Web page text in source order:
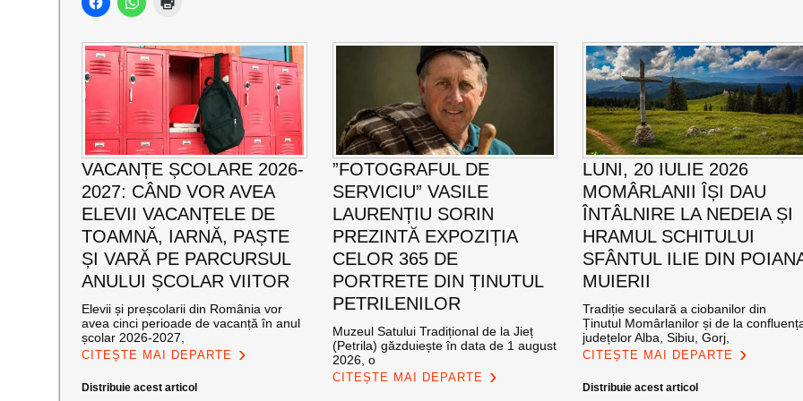
VACANȚE ȘCOLARE 2026-
2027: CÂND VOR AVEA
ELEVII VACANȚELE DE
TOAMNĂ, IARNĂ, PAȘTE
ȘI VARĂ PE PARCURSUL
ANULUI ȘCOLAR VIITOR
Elevii și preșcolarii din România vor
avea cinci perioade de vacanță în anul
școlar 2026-2027,
CITEȘTE MAI DEPARTE
Distribuie acest articol
”FOTOGRAFUL DE
SERVICIU” VASILE
LAURENȚIU SORIN
PREZINTĂ EXPOZIȚIA
CELOR 365 DE
PORTRETE DIN ȚINUTUL
PETRILENILOR
Muzeul Satului Tradițional de la Jieț
(Petrila) găzduiește în data de 1 august
2026, o
CITEȘTE MAI DEPARTE
LUNI, 20 IULIE 2026
MOMÂRLANII ÎȘI DAU
ÎNTÂLNIRE LA NEDEIA ȘI
HRAMUL SCHITULUI
SFÂNTUL ILIE DIN
MUIERII
Tradiție seculară a ciobanilor din
Ținutul Momârlanilor și de la
județelor Alba, Sibiu, Gorj,
CITEȘTE MAI DEPARTE
Distribuie acest articol